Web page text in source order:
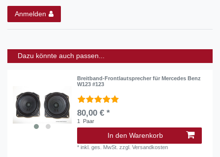
Anmelden
Dazu könnte auch passen...
Breitband-Frontlautsprecher für Mercedes Benz
W123 #123
80,00 € *
1 Paar
In den Warenkorb
*inkl. ges. MwSt. zzgl.Versandkosten